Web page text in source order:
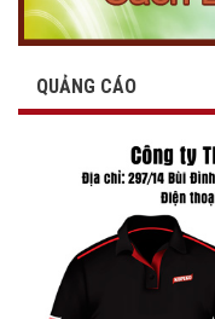
QUẢNG CÁO